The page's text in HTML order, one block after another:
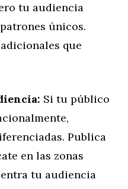
tu audiencia
únicos.
que
Si tu público
Publica
en las zonas
tu audiencia